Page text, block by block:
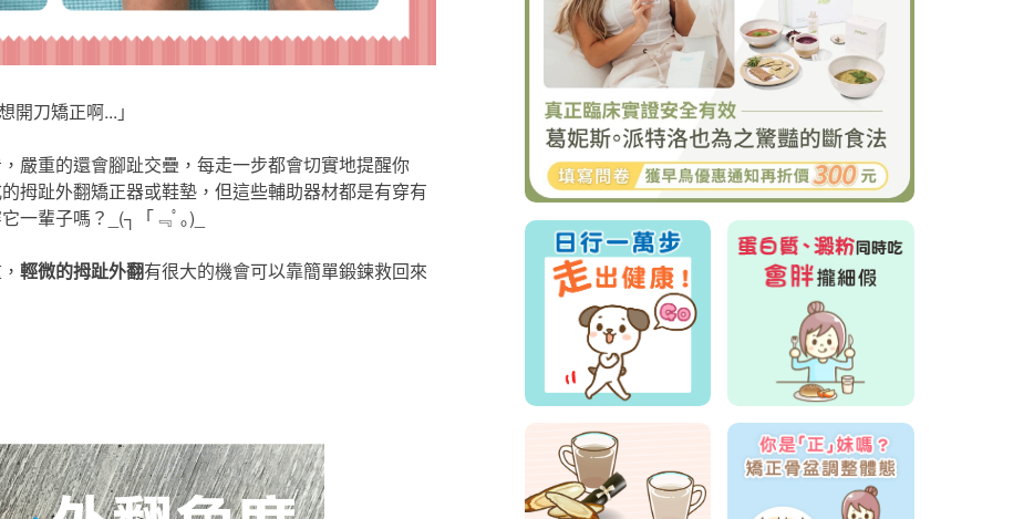
開刀矯正啊...」
嚴重的還會腳趾交疊，每走一步都會切實地提醒你
拇趾外翻矯正器或鞋墊，但這些輔助器材都是有穿有
一輩子嗎？_(┐「﹃ﾟ｡)_
輕微的拇趾外翻有很大的機會可以靠簡單鍛鍊救回來